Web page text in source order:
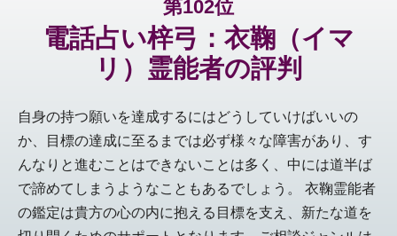
第102位
電話占い梓弓：衣鞠（イマ
リ）霊能者の評判
自身の持つ願いを達成するにはどうしていけばいいの
か、目標の達成に至るまでは必ず様々な障害があり、す
んなりと進むことはできないことは多く、中には道半ば
で諦めてしまうようなこともあるでしょう。 衣鞠霊能者
の鑑定は貴方の心の内に抱える目標を支え、新たな道を